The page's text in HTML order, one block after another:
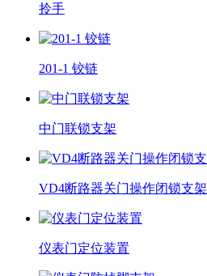
拎手
201-1 铰链
中门联锁支架
VD4断路器关门操作闭锁支架
仪表门定位装置